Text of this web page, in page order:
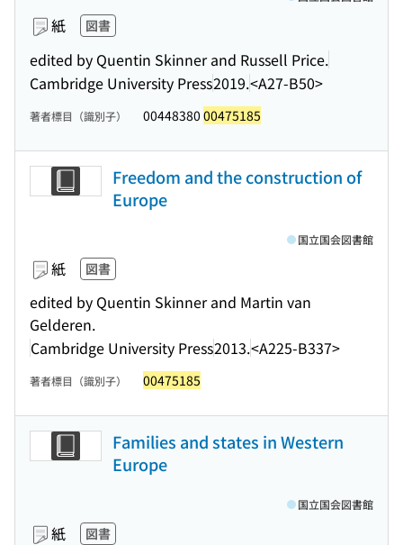
紙 図書
edited by Quentin Skinner and Russell Price.
Cambridge University Press2019.<A27-B50>
著者標目（識別子） 00448380 00475185
Freedom and the construction of
Europe
紙 図書
edited by Quentin Skinner and Martin van
Gelderen.
Cambridge University Press2013.<A225-B337>
国立国会図書館
著者標目（識別子） 00475185
Families and states in Western
Europe
紙 図書
国立国会図書館